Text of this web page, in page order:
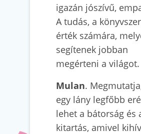
igazán jószívű,
A tudás, a
érték számára,
segítenek jobban
megérteni a világot.
Mulan.
egy lány legfőbb
lehet a bátorság és
kitartás, amivel